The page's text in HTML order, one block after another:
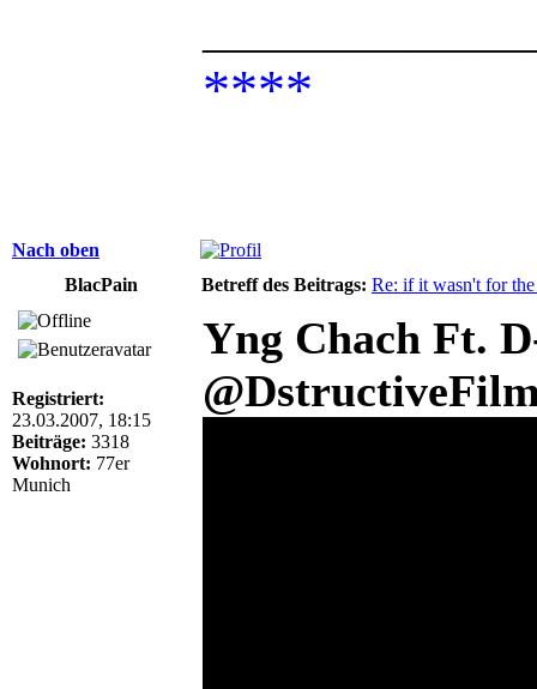
****
Nach oben
BlacPain
Betreff des Beitrags: Re: if it wasn't for
Registriert:
23.03.2007, 18:15
Beiträge: 3318
Wohnort: 77er
Munich
Yng Chach Ft.